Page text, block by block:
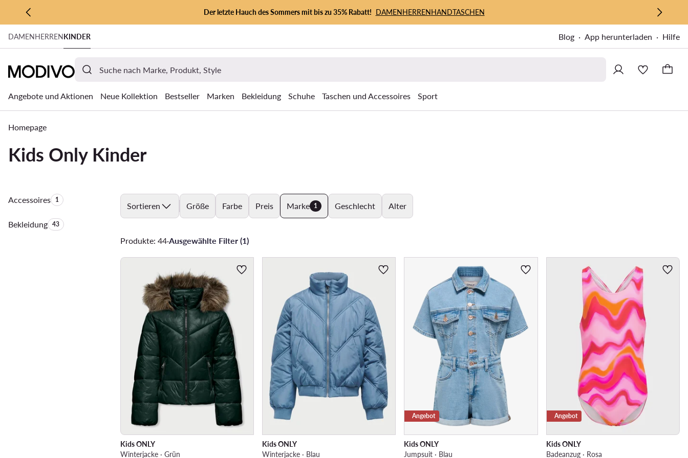
ZUM HAUPTINHALT SPRINGEN
ZUR SUCHE
Der letzte Hauch des Sommers mit bis zu 35% Rabatt! DAMENHERRENHANDTASCHEN
DAMENHERRENKINDER Blog App herunterladen Hilfe
Angebote und Aktionen Neue Kollektion Bestseller Marken Bekleidung Schuhe Taschen und Accessoires Sport
Homepage
Kids Only Kinder
AccessoiresAnzahl der Produkte:
1
BekleidungAnzahl der Produkte:
43
Sortieren Größe Farbe Preis Marke 1 Geschlecht Alter
Produkte: 44·Ausgewählte Filter (1)
Kids ONLY
Winterjacke · Grün
Kids ONLY
Winterjacke · Blau
Angebot
Kids ONLY
Jumpsuit · Blau
Angebot
Kids ONLY
Badeanzug · Rosa